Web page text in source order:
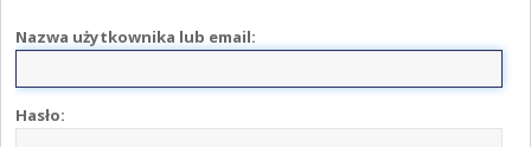
Nazwa użytkownika lub email:
Hasło: